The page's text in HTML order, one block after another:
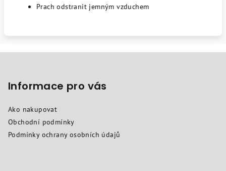
Prach odstranit jemným vzduchem
Informace pro vás
Ako nakupovat
Obchodní podmínky
Podmínky ochrany osobních údajů